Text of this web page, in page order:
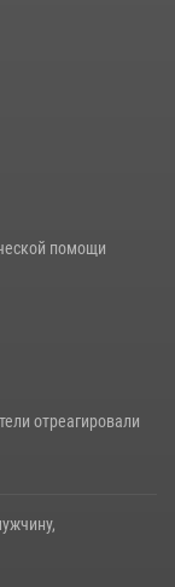
Всероссийского
помощи
отреагировали